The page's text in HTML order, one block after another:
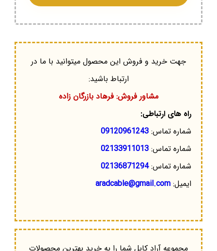
جهت خرید و فروش این محصول میتوانید با ما در
ارتباط باشید:
مشاور فروش: فرهاد بازرگان زاده
راه های ارتباطی:
شماره تماس: 09120961243
شماره تماس: 02133911013
شماره تماس:02136871294
ایمیل: aradcable@gmail.com
مجموعه آراد کابل شما را به خرید بهترین محصولات